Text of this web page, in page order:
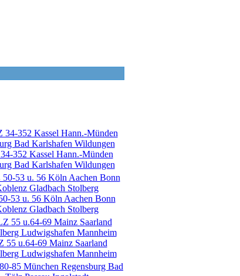
- 400038 wählen! - 228856 Artikel online.
352 Kassel Hann.-Münden
Bad Karlshafen Wildungen
53 u. 56 Köln Aachen Bonn
Gladbach Stolberg
55 u.64-69 Mainz Saarland
Ludwigshafen Mannheim